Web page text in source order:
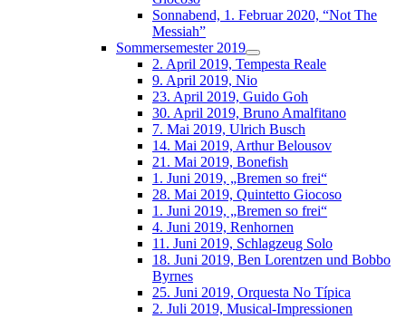
Sonnabend, 1. Februar 2020, “Not The
Messiah”
Sommersemester 2019
2. April 2019, Tempesta Reale
9. April 2019, Nio
23. April 2019, Guido Goh
30. April 2019, Bruno Amalfitano
7. Mai 2019, Ulrich Busch
14. Mai 2019, Arthur Belousov
21. Mai 2019, Bonefish
1. Juni 2019, „Bremen so frei“
28. Mai 2019, Quintetto Giocoso
1. Juni 2019, „Bremen so frei“
4. Juni 2019, Renhornen
11. Juni 2019, Schlagzeug Solo
18. Juni 2019, Ben Lorentzen und Bobbo
Byrnes
25. Juni 2019, Orquesta No Típica
2. Juli 2019, Musical-Impressionen